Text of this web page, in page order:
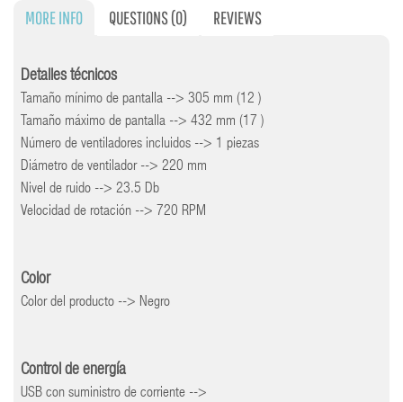
MORE INFO QUESTIONS(0) REVIEWS
Detalles técnicos
Tamaño mínimo de pantalla --> 305 mm (12 )
Tamaño máximo de pantalla --> 432 mm (17 )
Número de ventiladores incluidos --> 1 piezas
Diámetro de ventilador --> 220 mm
Nivel de ruido --> 23.5 Db
Velocidad de rotación --> 720 RPM
Color
Color del producto --> Negro
Control de energía
USB con suministro de corriente -->